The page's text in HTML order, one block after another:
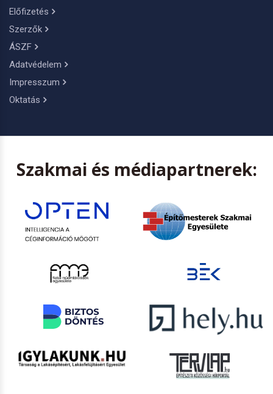
Előfizetés
Szerzők
ÁSZF
Adatvédelem
Impresszum
Oktatás
Szakmai és médiapartnerek: